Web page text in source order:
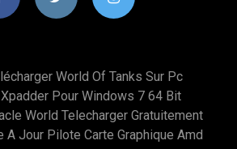
World Of Tanks Sur Pc
Pour Windows 7 64 Bit
World Telecharger Gratuitement
A Jour Pilote Carte Graphique Amd